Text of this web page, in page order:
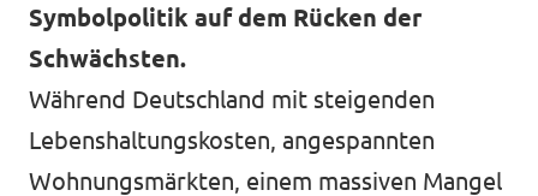
Symbolpolitik auf dem Rücken der
Schwächsten.
Während Deutschland mit steigenden
Lebenshaltungskosten, angespannten
Wohnungsmärkten, einem massiven Mangel